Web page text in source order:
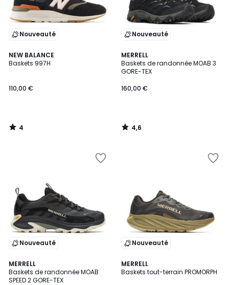
Nouveauté
NEW BALANCE
Baskets 997H
110,00 €
4
/
4
/
Nouveauté
MERRELL
Baskets de randonnée MOAB 3
GORE-TEX
160,00 €
4,6
/ 5
4,6
/
Nouveauté
MERRELL
Baskets de randonnée MOAB
SPEED 2 GORE-TEX
4,1
/ 5
Nouveauté
MERRELL
Baskets tout-terrain PROMORPH
4,4
/ 5